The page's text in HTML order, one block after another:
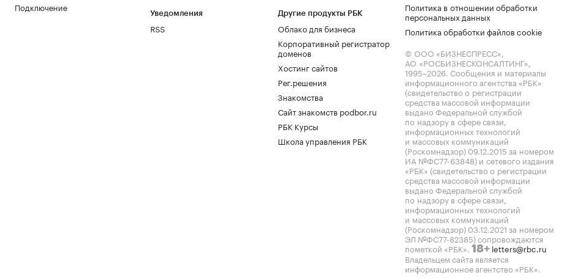
Подключение
Уведомления
RSS
Другие продукты РБК
Облако для бизнеса
Корпоративный регистратор
доменов
Хостинг сайтов
Рег.решения
Знакомства
Сайт знакомств podbor.ru
РБК Курсы
Школа управления РБК
Политика в отношении обработки
персональных данных
Политика обработки файлов cookie
© ООО «БИЗНЕСПРЕСС»,
АО «РОСБИЗНЕСКОНСАЛТИНГ»,
1995–2026. Сообщения и материалы
информационного агентства «РБК»
(свидетельство о регистрации
средства массовой информации
выдано Федеральной службой
по надзору в сфере связи,
информационных технологий
и массовых коммуникаций
(Роскомнадзор) 09.12.2015 за номером
ИА №ФС77-63848) и сетевого издания
«РБК» (свидетельство о регистрации
средства массовой информации
выдано Федеральной службой
по надзору в сфере связи,
информационных технологий
и массовых коммуникаций
(Роскомнадзор) 03.12.2021 за номером
ЭЛ №ФС77-82385) сопровождаются
пометкой «РБК». 18+ letters@rbc.ru
Владельцем сайта является
информационное агентство «РБК».